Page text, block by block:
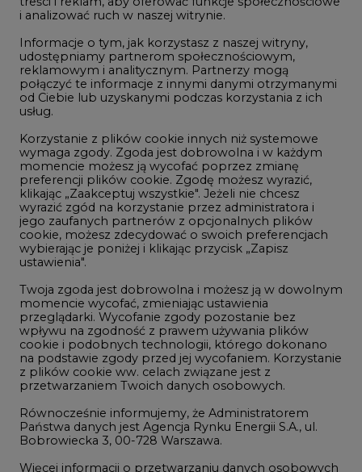
Rozmowy o energetyce
Gospodarka
Geopolityka
LTE450
Innowacje i AI
Telekomunikacja i IT
Handel emisjami CO2
Wodór
Górnictwo
Atom
Fotowoltaika
Offshore wind
Zielone samorządy
Zielona gospodarka
i analizować ruch w naszej witrynie.
Informacje o tym, jak korzystasz z naszej witryny,
udostępniamy partnerom społecznościowym,
reklamowym i analitycznym. Partnerzy mogą
połączyć te informacje z innymi danymi otrzymanymi
od Ciebie lub uzyskanymi podczas korzystania z ich
usług.
Korzystanie z plików cookie innych niż systemowe
wymaga zgody. Zgoda jest dobrowolna i w każdym
momencie możesz ją wycofać poprzez zmianę
preferencji plików cookie. Zgodę możesz wyrazić,
klikając „Zaakceptuj wszystkie". Jeżeli nie chcesz
wyrazić zgód na korzystanie przez administratora i
jego zaufanych partnerów z opcjonalnych plików
cookie, możesz zdecydować o swoich preferencjach
wybierając je poniżej i klikając przycisk „Zapisz
ustawienia".
Twoja zgoda jest dobrowolna i możesz ją w dowolnym
momencie wycofać, zmieniając ustawienia
przeglądarki. Wycofanie zgody pozostanie bez
wpływu na zgodność z prawem używania plików
cookie i podobnych technologii, którego dokonano
na podstawie zgody przed jej wycofaniem. Korzystanie
z plików cookie ww. celach związane jest z
przetwarzaniem Twoich danych osobowych.
Równocześnie informujemy, że Administratorem
Państwa danych jest Agencja Rynku Energii S.A., ul.
Bobrowiecka 3, 00-728 Warszawa.
Więcej informacji o przetwarzaniu danych osobowych